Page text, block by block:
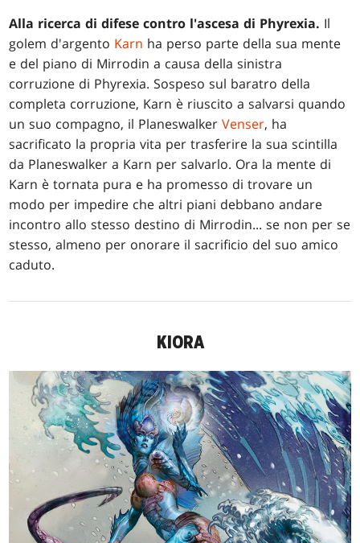
Alla ricerca di difese contro l'ascesa di Phyrexia. Il
golem d'argento Karn ha perso parte della sua mente
e del piano di Mirrodin a causa della sinistra
corruzione di Phyrexia. Sospeso sul baratro della
completa corruzione, Karn è riuscito a salvarsi quando
un suo compagno, il PlaneswalkerVenser, ha
sacrificato la propria vita per trasferire la sua scintilla
da Planeswalker a Karn per salvarlo. Ora la mente di
Karn è tornata pura e ha promesso di trovare un
modo per impedire che altri piani debbano andare
incontro allo stesso destino di Mirrodin... se non per se
stesso, almeno per onorare il sacrificio del suo amico
caduto.
KIORA